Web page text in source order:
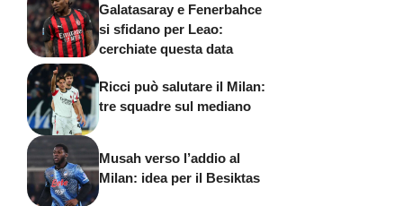
Galatasaray e Fenerbahce
si sfidano per Leao:
cerchiate questa data
Ricci può salutare il Milan:
tre squadre sul mediano
Musah verso l’addio al
Milan: idea per il Besiktas